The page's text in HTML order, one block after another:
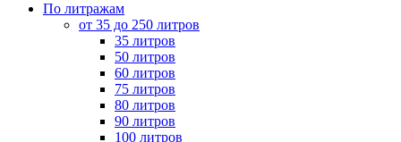
По литражам
от 35 до 250 литров
35 литров
50 литров
60 литров
75 литров
80 литров
90 литров
100 литров